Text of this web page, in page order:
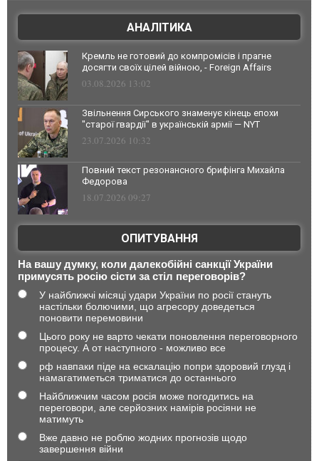
АНАЛІТИКА
Кремль не готовий до компромісів і прагне
досягти своїх цілей війною, - Foreign Affairs
03.08.2026 13:02
Звільнення Сирського знаменує кінець епохи
"старої гвардії" в українській армії — NYT
23.07.2026 10:32
Повний текст резонансного брифінга Михайла
Федорова
18.07.2026 09:27
ОПИТУВАННЯ
На вашу думку, коли далекобійні санкції України
примусять росію сісти за стіл переговорів?
У найближчі місяці удари України по росії стануть
настільки болючими, що агресору доведеться
поновити перемовини
Цього року не варто чекати поновлення переговорного
процесу. А от наступного - можливо все
рф навпаки піде на ескалацію попри здоровий глузд і
намагатиметься триматися до останнього
Найближчим часом росія може погодитись на
переговори, але серйозних намірів росіяни не
матимуть
Вже давно не роблю жодних прогнозів щодо
завершення війни